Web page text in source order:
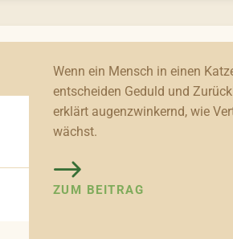
Wenn ein Mensch in einen
entscheiden Geduld und
erklärt augenzwinkernd, wie
wächst.
ZUM BEITRAG